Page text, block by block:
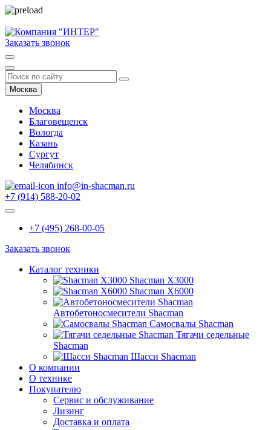
Заказать звонок
Москва
Москва
Благовещенск
Вологда
Казань
Сургут
Челябинск
info@in-shacman.ru
+7 (914) 588-20-02
+7 (495) 268-00-05
Заказать звонок
Каталог техники
Shacman X3000
Shacman X6000
Автобетоносмесители Shacman
Самосвалы Shacman
Тягачи седельные
Shacman
Шасси Shacman
О компании
О технике
Покупателю
Сервис и обслуживание
Лизинг
Доставка и оплата